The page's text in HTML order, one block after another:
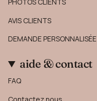
PHOTOS CLIENTS
AVIS CLIENTS
DEMANDE PERSONNALISÉE
aide & contact
FAQ